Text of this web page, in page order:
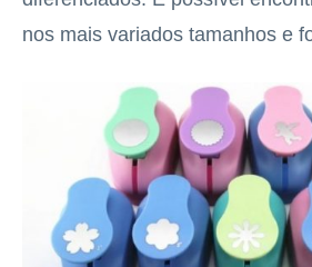
nos mais variados tamanhos e